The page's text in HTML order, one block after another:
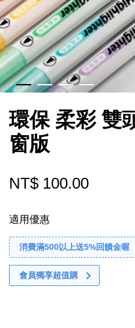
環保 柔彩 雙
窗版
NT$ 100.00
適用優惠
消費滿500以上送5%回饋金喔
會員獨享超值購